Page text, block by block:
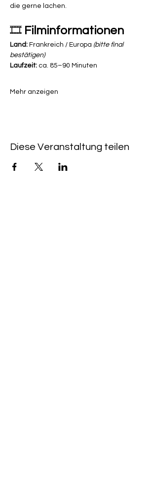
die gerne lachen.
🎞 Filminformationen
Land: Frankreich / Europa (bitte final
bestätigen)
Laufzeit: ca. 85–90 Minuten
Mehr anzeigen
Diese Veranstaltung teilen